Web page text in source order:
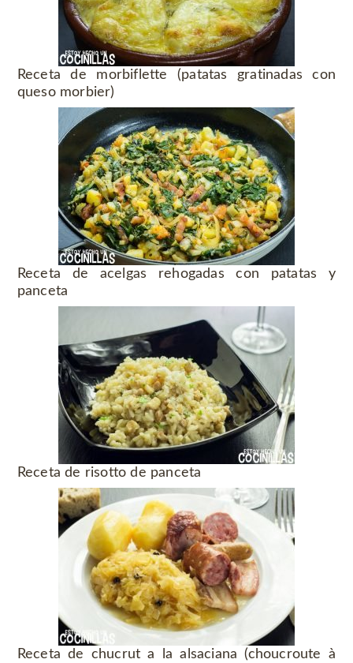
Receta de morbiflette (patatas gratinadas con
queso morbier)
Receta de acelgas rehogadas con patatas y
panceta
Receta de risotto de panceta
Receta de chucrut a la alsaciana (choucroute à